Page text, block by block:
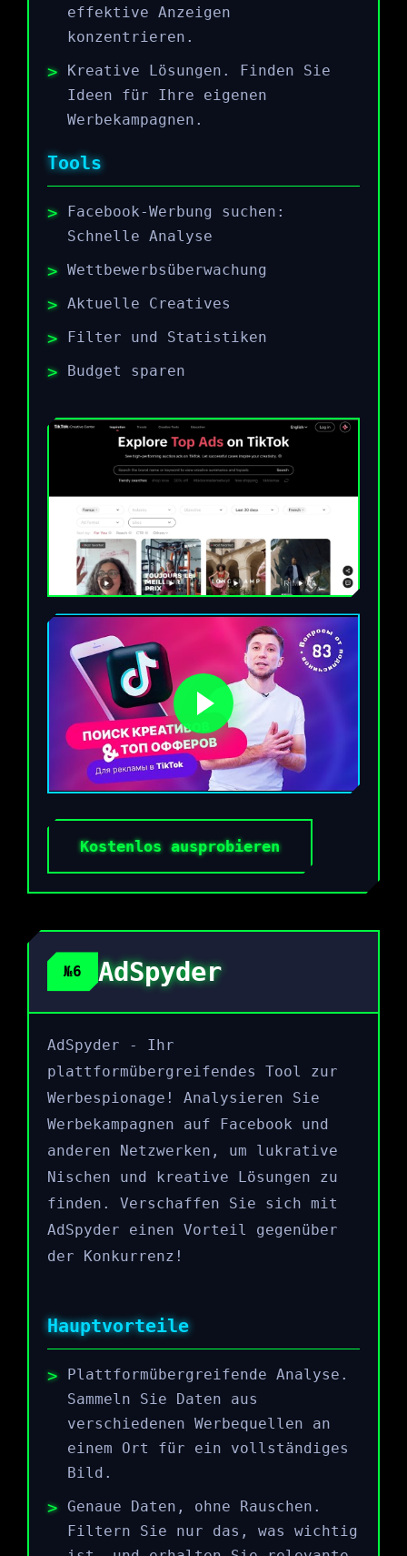
effektive Anzeigen
konzentrieren.
Kreative Lösungen. Finden Sie
Ideen für Ihre eigenen
Werbekampagnen.
Tools
Facebook-Werbung suchen:
Schnelle Analyse
Wettbewerbsüberwachung
Aktuelle Creatives
Filter und Statistiken
Budget sparen
Kostenlos ausprobieren
№6 AdSpyder
AdSpyder - Ihr
plattformübergreifendes Tool zur
Werbespionage! Analysieren Sie
Werbekampagnen auf Facebook und
anderen Netzwerken, um lukrative
Nischen und kreative Lösungen zu
finden. Verschaffen Sie sich mit
AdSpyder einen Vorteil gegenüber
der Konkurrenz!
Hauptvorteile
Plattformübergreifende Analyse.
Sammeln Sie Daten aus
verschiedenen Werbequellen an
einem Ort für ein vollständiges
Bild.
Genaue Daten, ohne Rauschen.
Filtern Sie nur das, was wichtig